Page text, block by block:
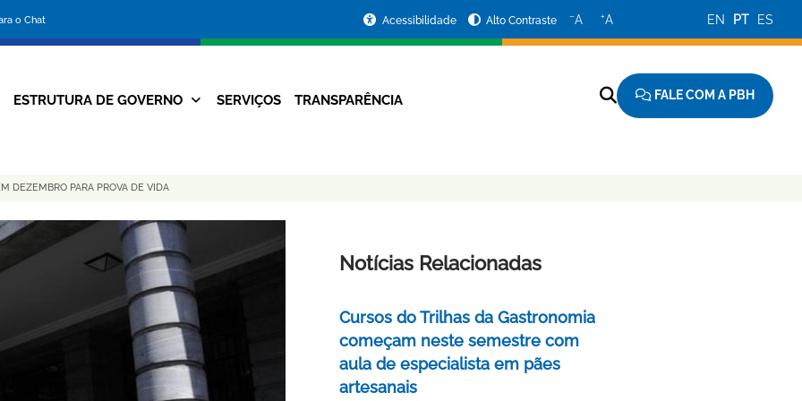
o Chat
da
Prefeitura
Acessibilidade Alto Contraste −A +A EN PT ES
Navegação
ESTRUTURA DE GOVERNO SERVIÇOS TRANSPARÊNCIA FALE COM A PBH
DEZEMBRO PARA PROVA DE VIDA
Notícias Relacionadas
Cursos do Trilhas da Gastronomia
começam neste semestre com
aula de especialista em pães
artesanais